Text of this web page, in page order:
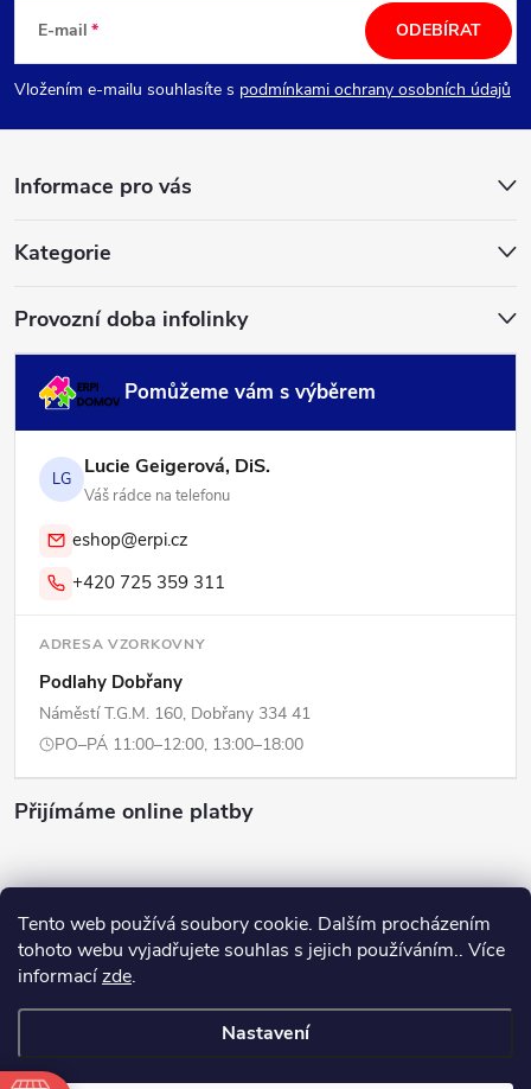
Tento web používá soubory cookie. Dalším procházením
tohoto webu vyjadřujete souhlas s jejich používáním.. Více
informacízde.
Nastavení
p
a
E-mail
Vložením e-mailu souhlasíte s podmínkami ochrany osobních údajů
ODEBÍRAT
Informace pro vás
Kategorie
Provozní doba infolinky
Pomůžeme vám s výběrem
LG Lucie Geigerová, DiS.
Váš rádce na telefonu
eshop@erpi.cz
+420 725 359 311
ADRESA VZORKOVNY
Podlahy Dobřany
Náměstí T.G.M. 160, Dobřany 334 41
PO–PÁ 11:00–12:00, 13:00–18:00
Přijímáme online platby
Vytvořil Shoptet
Copyright 2026ERPI - Domov. Všechna práva vyhrazena.Upravit